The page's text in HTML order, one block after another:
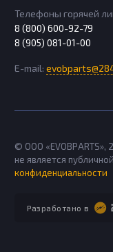
Телефоны горячей
8 (800) 600-92-79
8 (905) 081-01-00
E-mail:
Разработано в
© ООО «EVOBPARTS»,
не является
конфиденциальности